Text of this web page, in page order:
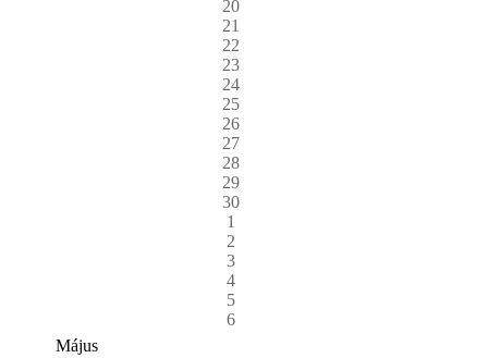
20
21
22
23
24
25
26
27
28
29
30
1
2
3
4
5
6
Május